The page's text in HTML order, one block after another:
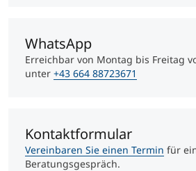
Study Finder
Masterclasses
Management-Seminare
WhatsApp
Erreichbar von Montag bis Freitag
unter +43 664 88723671
Kontaktformular
Vereinbaren Sie einen Termin für
Beratungsgespräch.